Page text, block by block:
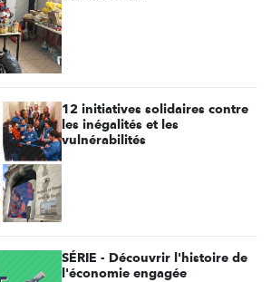
12 initiatives solidaires contre
les inégalités et les
vulnérabilités
SÉRIE - Découvrir l'histoire de
l'économie engagée